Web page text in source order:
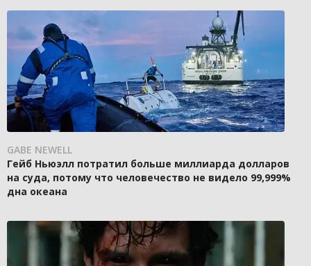
GABE NEWELL
Гейб Ньюэлл потратил больше миллиарда долларов
на суда, потому что человечество не видело 99,999%
дна океана